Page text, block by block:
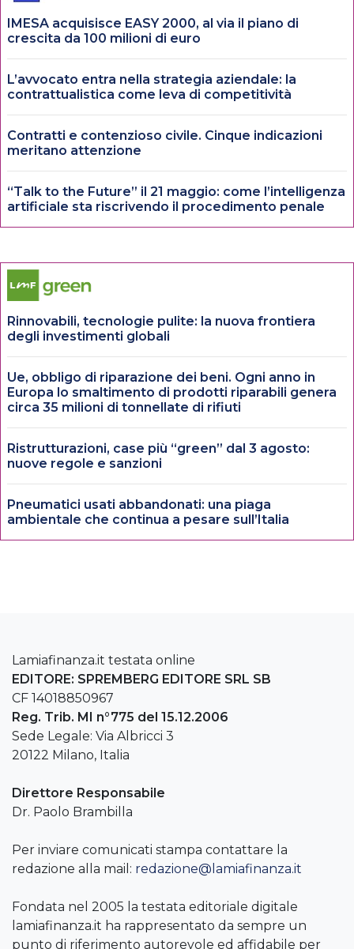
IMESA acquisisce EASY 2000, al via il piano di
crescita da 100 milioni di euro
L’avvocato entra nella strategia aziendale: la
contrattualistica come leva di competitività
Contratti e contenzioso civile. Cinque indicazioni
meritano attenzione
“Talk to the Future” il 21 maggio: come l’intelligenza
artificiale sta riscrivendo il procedimento penale
Rinnovabili, tecnologie pulite: la nuova frontiera
degli investimenti globali
Ue, obbligo di riparazione dei beni. Ogni anno in
Europa lo smaltimento di prodotti riparabili genera
circa 35 milioni di tonnellate di rifiuti
Ristrutturazioni, case più “green” dal 3 agosto:
nuove regole e sanzioni
Pneumatici usati abbandonati: una piaga
ambientale che continua a pesare sull’Italia
Lamiafinanza.it testata online
EDITORE: SPREMBERG EDITORE SRL SB
CF 14018850967
Reg. Trib. MI n°775 del 15.12.2006
Sede Legale: Via Albricci 3
20122 Milano, Italia
Direttore Responsabile
Dr. Paolo Brambilla
Per inviare comunicati stampa contattare la
redazione alla mail: redazione@lamiafinanza.it
Fondata nel 2005 la testata editoriale digitale
lamiafinanza.it ha rappresentato da sempre un
punto di riferimento autorevole ed affidabile per